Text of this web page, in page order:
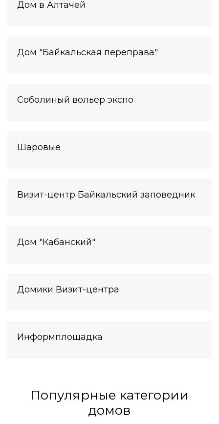
Дом в Алтачей
Дом "Байкальская переправа"
Соболиный вольер экспо
Шаровые
Визит-центр Байкальский заповедник
Дом "Кабанский"
Домики Визит-центра
Информплощадка
Популярные категории
домов